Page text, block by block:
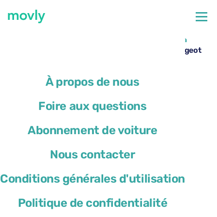
À propos de nous
Foire aux questions
Abonnement de voiture
Nous contacter
Conditions générales d'utilisation
Politique de confidentialité
Toutes les voitures disponibles à l’aéroport de Málaga
Location de voiture à l’aéroport de Malaga – Peugeot